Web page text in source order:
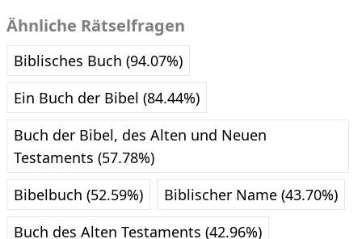
Ähnliche Rätselfragen
Biblisches Buch (94.07%)
Ein Buch der Bibel (84.44%)
Buch der Bibel, des Alten und Neuen
Testaments (57.78%)
Bibelbuch (52.59%)
Biblischer Name (43.70%)
Buch des Alten Testaments (42.96%)